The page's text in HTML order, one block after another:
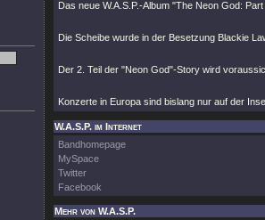
Das neue W.A.S.P.-Album "The Neon God:
Die Scheibe wurde in der Besetzung Blackie
Der 2. Teil der "Neon God"-Story wird
Konzerte in Europa sind bislang nur auf der
W.A.S.P. im Internet
Bandhomepage
MySpace
Twitter
Facebook
Mehr von W.A.S.P.